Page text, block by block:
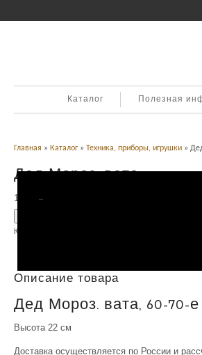
Каталог Полезная
Главная » Каталог » Техника, приборы, игрушки »
Дед Мороз. вата
1,800 Р
Категория:
Описание товара
Дед Мороз. вата, 60-70-
Высота 22 см
Доставка осуществляется по России и